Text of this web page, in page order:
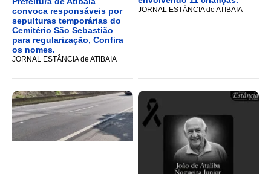
convoca responsáveis por
sepulturas temporárias do
Cemitério São Sebastião
para regularização, Confira
os nomes.
JORNAL ESTÂNCIA de ATIBAIA
JORNAL ESTÂNCIA de ATIBAIA